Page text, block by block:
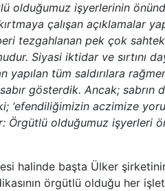
olduğumuz işyerlerinin
çalışan açıklamalar
tezgahlanan pek çok
Siyasi iktidar ve sırtını
yapılan tüm saldırılara
gösterdik. Ancak; sabrın
‘efendiliğimizin aczimize
Örgütlü olduğumuz işyerleri
halinde başta Ülker
örgütlü olduğu her